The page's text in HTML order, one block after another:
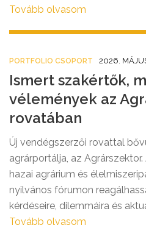
illeszkedik a márka
olvasottsági teljesítményt
kiszámíthatóbb, kevésbé
környezetet kínált az
Tovább olvasom
PORTFOLIO CSOPORT 2026.
Ismert szakértők,
vélemények az
rovatában
Új vendégszerzői rovattal
agrárportálja, az
hazai agrárium és
nyilvános fórumon
kérdéseire, dilemmáira és
Tovább olvasom